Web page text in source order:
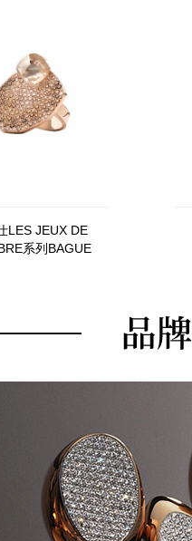
LES JEUX DE
系列BAGUE